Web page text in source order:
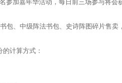
加嘉年华活动，每日前三场参与将会
包、中级阵法书包、史诗阵图碎片售卖
计算方式：